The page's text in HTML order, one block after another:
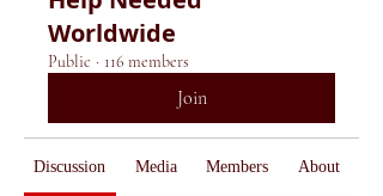
Worldwide
Public · 116 members
Join
Discussion Media Members About